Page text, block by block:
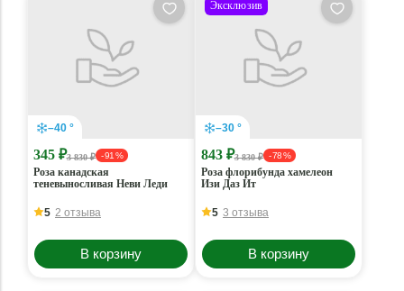
–40 °
345 ₽3 830 ₽ - 91 %
Роза канадская
теневыносливая Неви Леди
5 2 отзыва
В корзину
Эксклюзив
–30 °
843 ₽3 830 ₽ - 78 %
Роза флорибунда хамелеон
Изи Даз Ит
5 3 отзыва
В корзину